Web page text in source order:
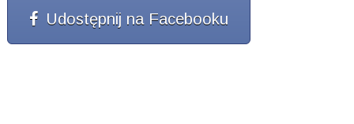
Udostępnij na Facebooku